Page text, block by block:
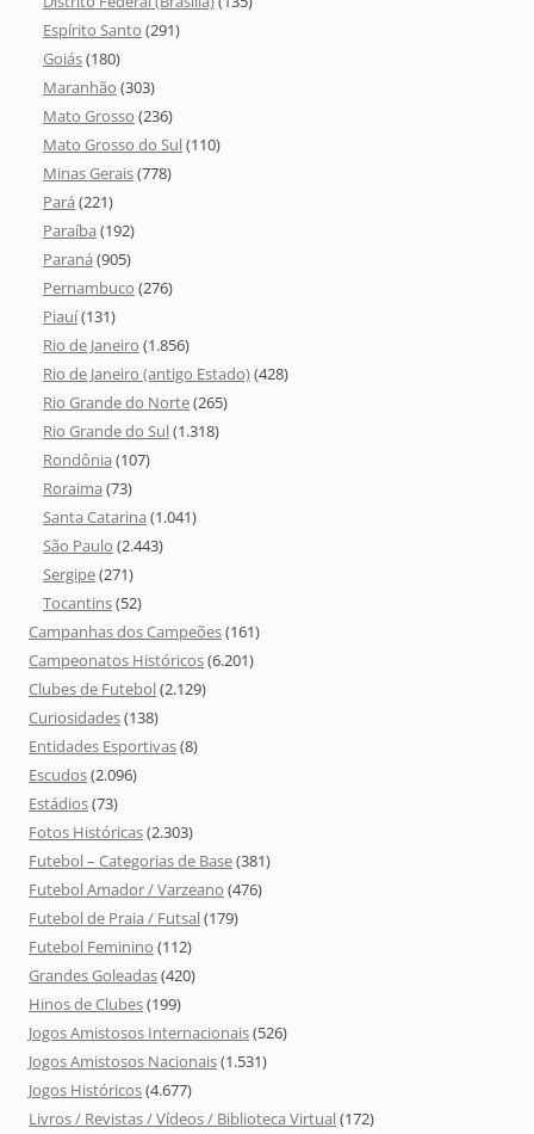
Espírito Santo (291)
Goiás(180)
Maranhão (303)
Mato Grosso (236)
Mato Grosso do Sul(110)
Minas Gerais(778)
Pará (221)
Paraíba (192)
Paraná (905)
Pernambuco (276)
Piauí(131)
Rio de Janeiro (1.856)
Rio de Janeiro (antigo Estado)(428)
Rio Grande do Norte(265)
Rio Grande do Sul(1.318)
Rondônia (107)
Roraima (73)
Santa Catarina (1.041)
São Paulo (2.443)
Sergipe(271)
Tocantins(52)
Campanhas dos Campeões(161)
Campeonatos Históricos(6.201)
Clubes de Futebol(2.129)
Curiosidades(138)
Entidades Esportivas(8)
Escudos(2.096)
Estádios(73)
Fotos Históricas(2.303)
Futebol – Categorias de Base(381)
Futebol Amador / Varzeano (476)
Futebol de Praia / Futsal(179)
Futebol Feminino (112)
Grandes Goleadas(420)
Hinos de Clubes(199)
Jogos Amistosos Internacionais(526)
Jogos Amistosos Nacionais(1.531)
Jogos Históricos(4.677)
Livros / Revistas / Vídeos / Biblioteca Virtual(172)